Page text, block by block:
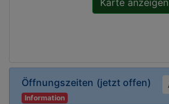
Öffnungszeiten (jetzt offen)
Information